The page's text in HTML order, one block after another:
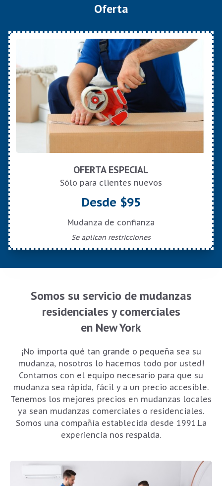
Oferta
OFERTA ESPECIAL
Sólo para clientes nuevos
Desde $95
Mudanza de confianza
Se aplican restricciones
Somos su servicio de mudanzas
residenciales y comerciales
en New York
¡No importa qué tan grande o pequeña sea su
mudanza, nosotros lo hacemos todo por usted!
Contamos con el equipo necesario para que su
mudanza sea rápida, fácil y a un precio accesible.
Tenemos los mejores precios en mudanzas locales
ya sean mudanzas comerciales o residenciales.
Somos una compañía establecida desde 1991.La
experiencia nos respalda.